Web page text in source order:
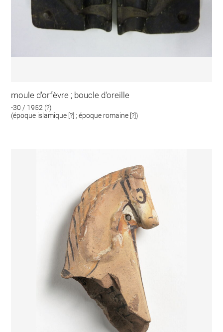
moule d'orfèvre ; boucle d'oreille
-30 / 1952 (?)
(époque islamique [?] ; époque romaine [?])